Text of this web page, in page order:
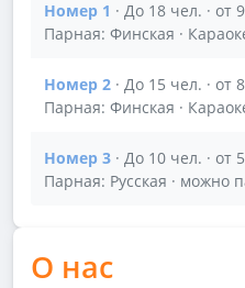
Номер 1 · До 18 чел. · от
Парная: Финская ·
Показать подробности
Номер 2 · До 15 чел. · от
Парная: Финская ·
Показать подробности
Номер 3 · До 10 чел. · от
Парная: Русская · можно
Показать
О нас